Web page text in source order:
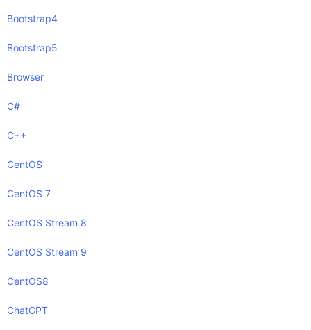
Bootstrap4
Bootstrap5
Browser
C#
C++
CentOS
CentOS 7
CentOS Stream 8
CentOS Stream 9
CentOS8
ChatGPT